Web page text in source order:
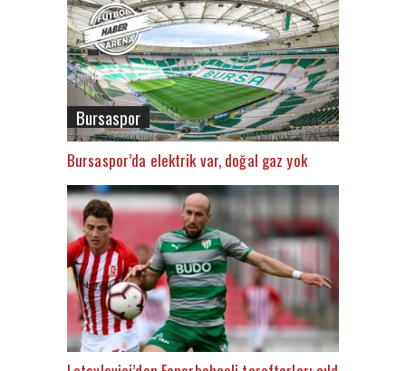
Bursaspor
Bursaspor’da elektrik var, doğal gaz yok